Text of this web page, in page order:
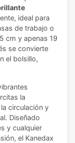
ideal para
de trabajo o
cm y apenas 19
se convierte
el bolsillo,
la
circulación y
Diseñado
y cualquier
el Kanedax